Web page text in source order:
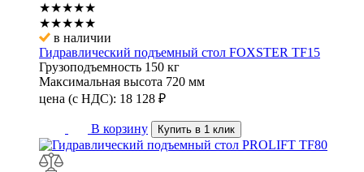
★★★★★
★★★★★
в наличии
Гидравлический подъемный стол FOXSTER TF15
Грузоподъемность 150 кг
Максимальная высота 720 мм
цена (с НДС): 18 128 ₽
В корзину Купить в 1 клик